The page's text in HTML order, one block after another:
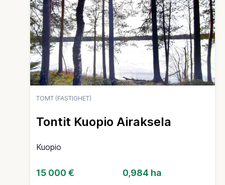
TOMT (FASTIGHET)
Tontit Kuopio Airaksela
Kuopio
15 000 € 0,984 ha